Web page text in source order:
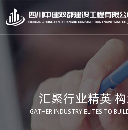
汇聚行业精英
GATHER INDUSTRY ELITES TO